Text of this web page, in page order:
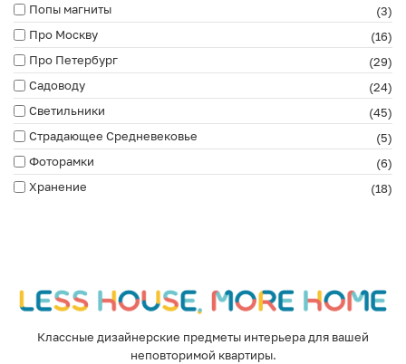
Попы магниты
(3)
Про Москву
(16)
Про Петербург
(29)
Садоводу
(24)
Светильники
(45)
Страдающее Средневековье
(5)
Фоторамки
(6)
Хранение
(18)
Классные дизайнерские предметы интерьера для вашей
неповторимой квартиры.